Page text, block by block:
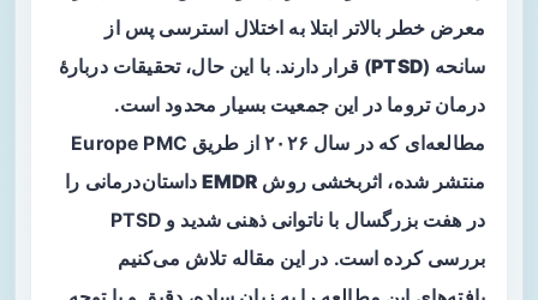
معرض خطر بالاتر ابتلا به اختلال استرسی پس از
سانحه (PTSD) قرار دارند. با این حال، تحقیقات دربارهٔ
درمان تروما در این جمعیت بسیار محدود است.
مطالعه‌ای که در سال ۲۰۲۶ از طریق Europe PMC
منتشر شده، اثربخشی روش EMDR داستان‌درمانی
را
در هفت بزرگسال با ناتوانی ذهنی شدید و PTSD
بررسی کرده است. در این مقاله تلاش می‌کنیم